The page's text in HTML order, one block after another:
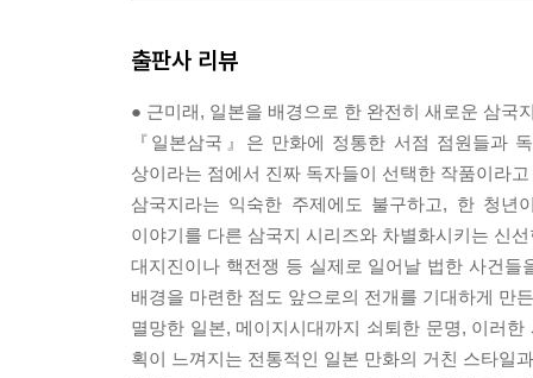
출판사 리뷰
● 근미래, 일본을 배경으로 한 완전히 새로운 삼국
『일본삼국』은 만화에 정통한 서점 점원들과
상이라는 점에서 진짜 독자들이 선택한 작품이라
삼국지라는 익숙한 주제에도 불구하고, 한 청
이야기를 다른 삼국지 시리즈와 차별화시키는 신
대지진이나 핵전쟁 등 실제로 일어날 법한 사건
배경을 마련한 점도 앞으로의 전개를 기대하게 만
멸망한 일본, 메이지시대까지 쇠퇴한 문명, 이러
획이 느껴지는 전통적인 일본 만화의 거친 스타일